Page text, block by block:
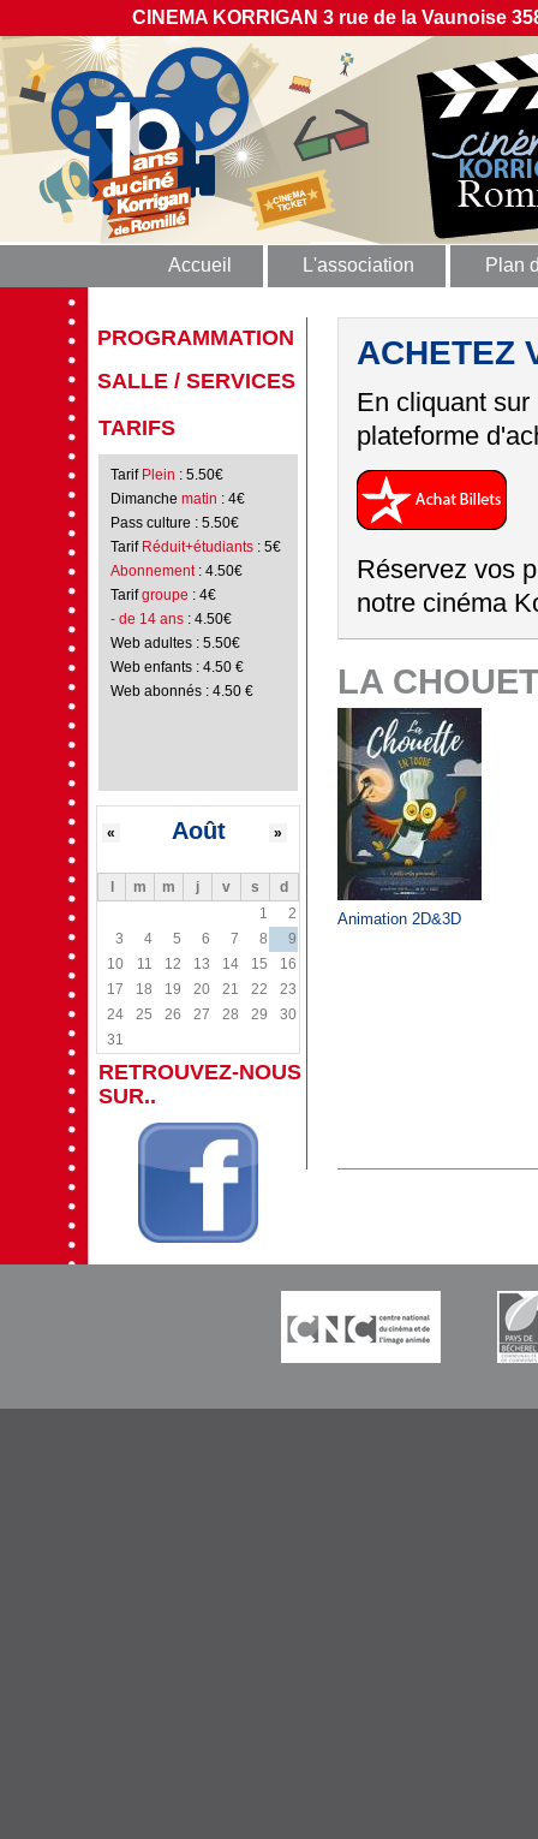
CINEMA KORRIGAN 3 rue de la Vaunoise
Accueil L'association Plan
PROGRAMMATION
SALLE / SERVICES
TARIFS
Tarif Plein : 5.50€
Dimanche matin : 4€
Pass culture : 5.50€
Tarif Réduit+étudiants : 5€
Abonnement: 4.50€
Tarifgroupe : 4€
- de 14 ans: 4.50€
Web adultes : 5.50€
Web enfants : 4.50 €
Web abonnés : 4.50 €
Août
« »
m m j v s
d
1
2
3
4 5 6 7 8
9
10
11 12 13 14 15
16
17
18 19 20 21 22
23
24
25 26 27 28 29
30
31
RETROUVEZ-NOUS
SUR..
ACHETEZ
En cliquant
plateforme
Réservez vos
notre cinéma
LA
Animation 2D&3D